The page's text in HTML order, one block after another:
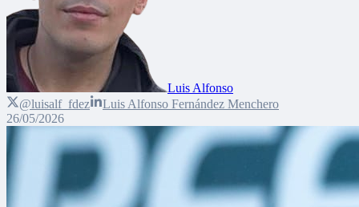
Luis Alfonso
@luisalf_fdez
Luis Alfonso Fernández Menchero
26/05/2026